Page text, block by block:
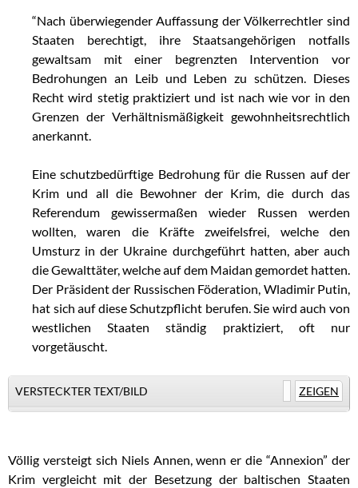
“Nach überwiegender Auffassung der Völkerrechtler sind
Staaten berechtigt, ihre Staatsangehörigen notfalls
gewaltsam mit einer begrenzten Intervention vor
Bedrohungen an Leib und Leben zu schützen. Dieses
Recht wird stetig praktiziert und ist nach wie vor in den
Grenzen der Verhältnismäßigkeit gewohnheitsrechtlich
anerkannt.
Eine schutzbedürftige Bedrohung für die Russen auf der
Krim und all die Bewohner der Krim, die durch das
Referendum gewissermaßen wieder Russen werden
wollten, waren die Kräfte zweifelsfrei, welche den
Umsturz in der Ukraine durchgeführt hatten, aber auch
die Gewalttäter, welche auf dem Maidan gemordet hatten.
Der Präsident der Russischen Föderation, Wladimir Putin,
hat sich auf diese Schutzpflicht berufen. Sie wird auch von
westlichen Staaten ständig praktiziert, oft nur
vorgetäuscht.
VERSTECKTER TEXT/BILD ZEIGEN
Völlig versteigt sich Niels Annen, wenn er die “Annexion” der
Krim vergleicht mit der Besetzung der baltischen Staaten